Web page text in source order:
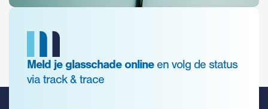
Meld je glasschade online en volg de status
via track & trace